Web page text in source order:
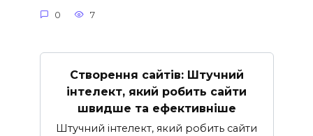
0 7
Створення сайтів: Штучний
інтелект, який робить сайти
швидше та ефективніше
Штучний інтелект, який робить сайти